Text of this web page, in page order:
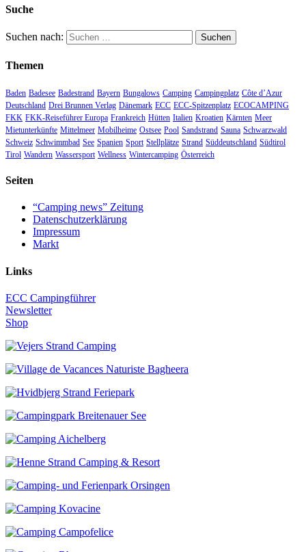
Suche
Suchen nach:
Themen
Baden Badesee Badestrand Bayern Bungalows Camping Campingplatz Côte d’Azur
Deutschland Drei Brunnen Verlag Dänemark ECC ECC-Spitzenplatz ECOCAMPING
FKK FKK-Reiseführer Europa Frankreich Hütten Italien Kroatien Kärnten Meer
Mietunterkünfte Mittelmeer Mobilheime Ostsee Pool Sandstrand Sauna Schwarzwald
Schweiz Schwimmbad See Spanien Sport Stellplätze Strand Süddeutschland Südtirol
Tirol Wandern Wassersport Wellness Wintercamping Österreich
Seiten
“Camping news” Zeitung
Datenschutzerklärung
Impressum
Markt
Links
ECC Campingführer
Newsletter
Shop